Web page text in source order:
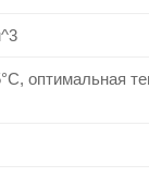
оптимальная